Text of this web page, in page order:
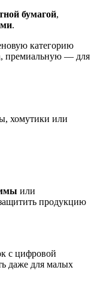
бумагой,
.
категорию
премиальную — для
хомутики или
или
продукцию
с цифровой
даже для малых